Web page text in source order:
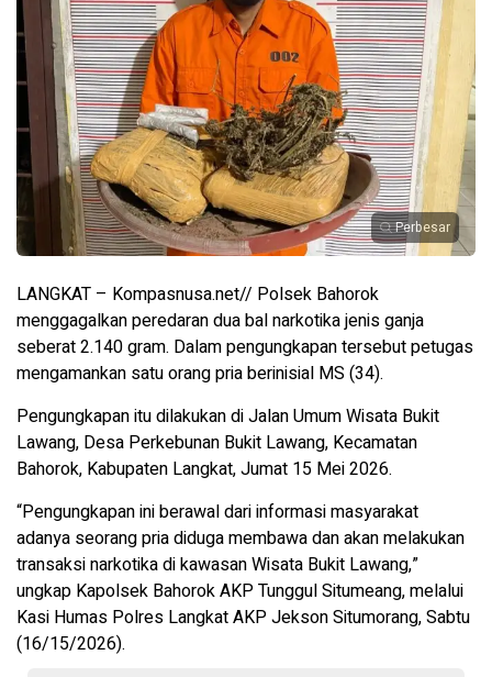
Perbesar
LANGKAT – Kompasnusa.net// Polsek Bahorok
menggagalkan peredaran dua bal narkotika jenis ganja
seberat 2.140 gram. Dalam pengungkapan tersebut petugas
mengamankan satu orang pria berinisial MS (34).
Pengungkapan itu dilakukan di Jalan Umum Wisata Bukit
Lawang, Desa Perkebunan Bukit Lawang, Kecamatan
Bahorok, Kabupaten Langkat, Jumat 15 Mei 2026.
“Pengungkapan ini berawal dari informasi masyarakat
adanya seorang pria diduga membawa dan akan melakukan
transaksi narkotika di kawasan Wisata Bukit Lawang,”
ungkap Kapolsek Bahorok AKP Tunggul Situmeang, melalui
Kasi Humas Polres Langkat AKP Jekson Situmorang, Sabtu
(16/15/2026).